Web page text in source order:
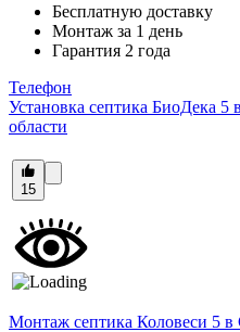
Бесплатную доставку
Монтаж за 1 день
Гарантия 2 года
Телефон
Установка септика БиоДека
области
15
Монтаж септика Коловеси 5